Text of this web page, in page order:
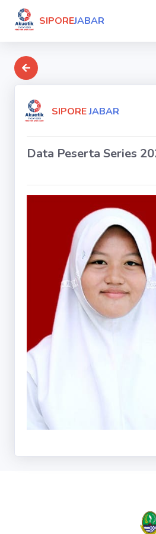
SIPOREJABAR
SIPOREJABAR
Data Peserta Series